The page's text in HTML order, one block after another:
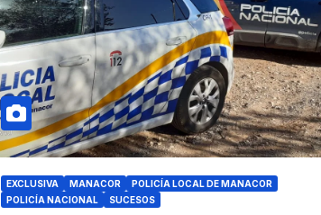
EXCLUSIVA MANACOR
POLICÍA LOCAL DE MANACOR
POLICÍA NACIONAL
SUCESOS